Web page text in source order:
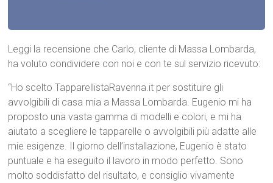
Leggi la recensione che Carlo, cliente di Massa Lombarda,
ha voluto condividere con noi e con te sul servizio ricevuto:
“Ho scelto TapparellistaRavenna.it per sostituire gli
avvolgibili di casa mia a Massa Lombarda. Eugenio mi ha
proposto una vasta gamma di modelli e colori, e mi ha
aiutato a scegliere le tapparelle o avvolgibili più adatte alle
mie esigenze. Il giorno dell’installazione, Eugenio è stato
puntuale e ha eseguito il lavoro in modo perfetto. Sono
molto soddisfatto del risultato, e consiglio vivamente